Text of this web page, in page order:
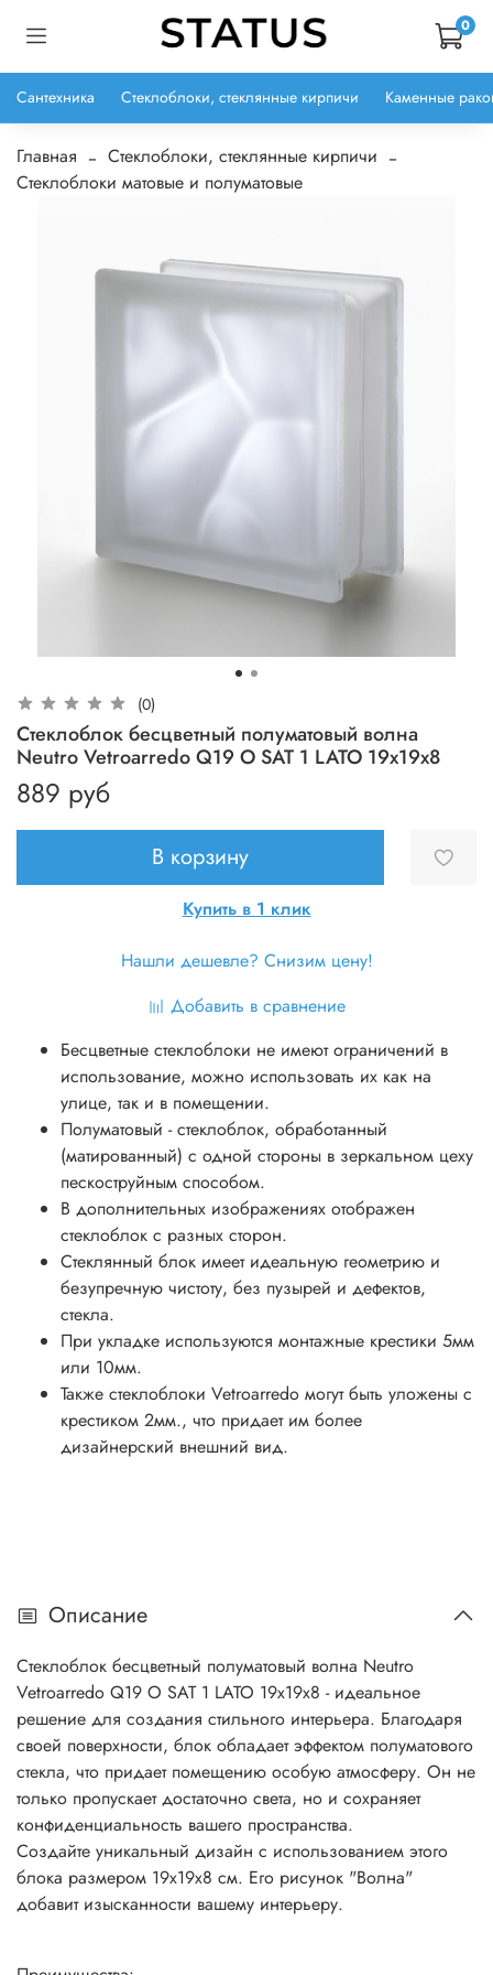
0
Сантехника Стеклоблоки, стеклянные кирпичи Каменные
Главная
Стеклоблоки, стеклянные кирпичи
Стеклоблоки матовые и полуматовые
(0)
Стеклоблок бесцветный полуматовый волна
Neutro Vetroarredo Q19 O SAT 1 LATO 19x19x8
889 руб
В корзину
Купить в 1 клик
Нашли дешевле? Снизим цену!
Добавить в сравнение
Бесцветные стеклоблоки не имеют ограничений в
использование, можно использовать их как на
улице, так и в помещении.
Полуматовый - стеклоблок, обработанный
(матированный) с одной стороны в зеркальном цеху
пескоструйным способом.
В дополнительных изображениях отображен
стеклоблок с разных сторон.
Стеклянный блок имеет идеальную геометрию и
безупречную чистоту, без пузырей и дефектов,
стекла.
При укладке используются монтажные крестики 5мм
или 10мм.
Также стеклоблоки Vetroarredo могут быть уложены с
крестиком 2мм., что придает им более
дизайнерский внешний вид.
Описание
Стеклоблок бесцветный полуматовый волна Neutro
Vetroarredo Q19 O SAT 1 LATO 19x19x8 - идеальное
решение для создания стильного интерьера. Благодаря
своей поверхности, блок обладает эффектом полуматового
стекла, что придает помещению особую атмосферу. Он не
только пропускает достаточно света, но и сохраняет
конфиденциальность вашего пространства.
Создайте уникальный дизайн с использованием этого
блока размером 19х19х8 см. Его рисунок "Волна"
добавит изысканности вашему интерьеру.